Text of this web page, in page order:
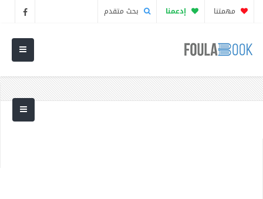
مهمتنا إدعمنا بحث متقدم